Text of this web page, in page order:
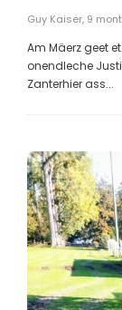
Guy Kaiser, 9
Am Mäerz geet
onendleche
Zanterhier ass...